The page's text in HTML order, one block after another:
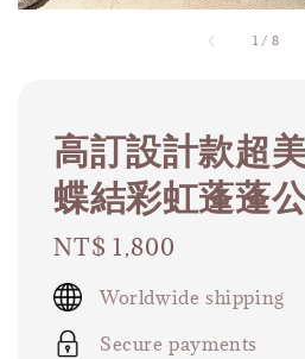
1 / 8
高訂設計款超
蝶結彩虹蓬蓬
Regular
price
NT$ 1,800
Worldwide shipping
Secure payments